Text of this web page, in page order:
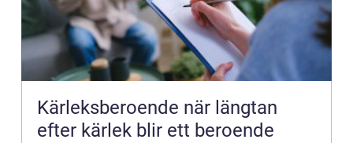
Kärleksberoende när längtan
efter kärlek blir ett beroende